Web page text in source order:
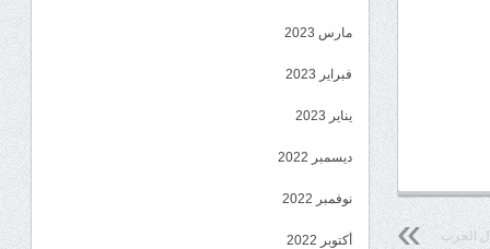
مارس 2023
فبراير 2023
يناير 2023
ديسمبر 2022
نوفمبر 2022
أكتوبر 2022